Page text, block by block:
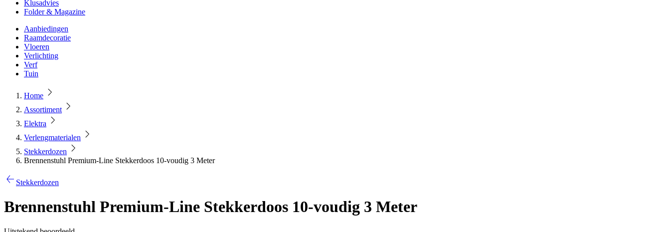
Klusadvies
Folder & Magazine
Aanbiedingen
Raamdecoratie
Vloeren
Verlichting
Verf
Tuin
Home
Assortiment
Elektra
Verlengmaterialen
Stekkerdozen
Brennenstuhl Premium-Line Stekkerdoos 10-voudig 3 Meter
Stekkerdozen
Brennenstuhl Premium-Line Stekkerdoos 10-voudig 3 Meter